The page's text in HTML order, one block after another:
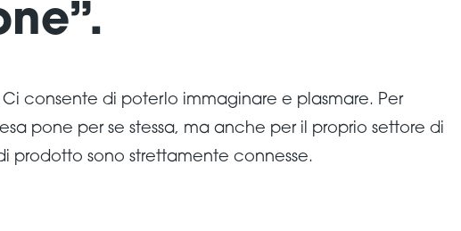
Ci consente di poterlo immaginare e plasmare. Per
pone per se stessa, ma anche per il proprio settore di
prodotto sono strettamente connesse.